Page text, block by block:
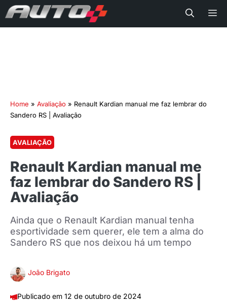
Home » Avaliação » Renault Kardian manual me faz lembrar do
Sandero RS | Avaliação
AVALIAÇÃO
Renault Kardian manual me
faz lembrar do Sandero RS |
Avaliação
Ainda que o Renault Kardian manual tenha
esportividade sem querer, ele tem a alma do
Sandero RS que nos deixou há um tempo
João Brigato
12 de outubro de 2024